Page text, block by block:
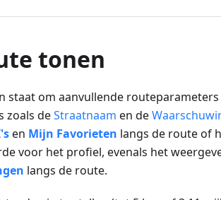
tonen
staat om aanvullende
zoals deStraatnaam en de
en Mijn Favorieten langs de route of
voor het profiel, evenals het
langs de route.